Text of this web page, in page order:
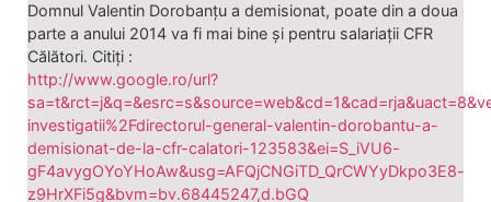
Domnul Valentin Dorobanțu a demisionat, poate din a doua
parte a anului 2014 va fi mai bine și pentru salariații CFR
Călători. Citiți :
http://www.google.ro/url?
investigatii%2Fdirectorul-general-valentin-dorobantu-a-
demisionat-de-la-cfr-calatori-123583&ei=S_iVU6-
gF4avygOYoYHoAw&usg=AFQjCNGiTD_QrCWYyDkpo3E8-
z9HrXFi5g&bvm=bv.68445247,d.bGQ